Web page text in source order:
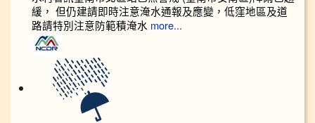
緩， 但仍建請即時注意淹水通報及應變，低窪地區及道
路請特別注意防範積淹水 more...